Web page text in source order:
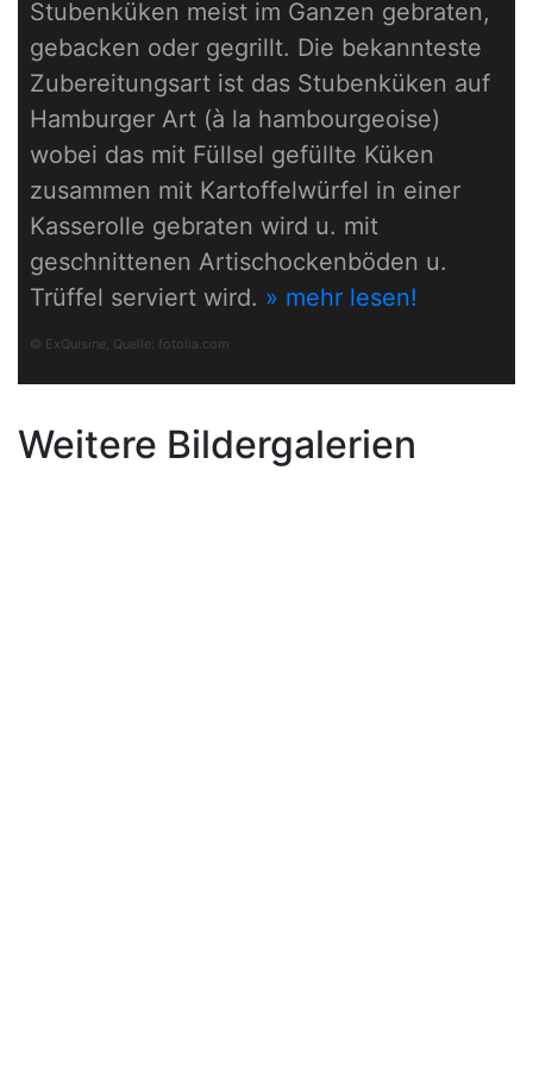
Stubenküken meist im Ganzen gebraten,
gebacken oder gegrillt. Die bekannteste
Zubereitungsart ist das Stubenküken auf
Hamburger Art (à la hambourgeoise)
wobei das mit Füllsel gefüllte Küken
zusammen mit Kartoffelwürfel in einer
Kasserolle gebraten wird u. mit
geschnittenen Artischockenböden u.
Trüffel serviert wird. » mehr lesen!
© ExQuisine, Quelle: fotolia.com
Weitere Bildergalerien